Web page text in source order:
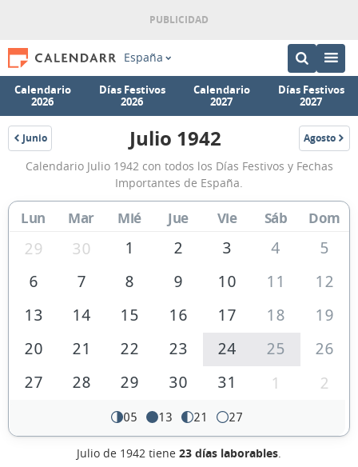
España
Calendario
2026
Días Festivos
2026
Calendario
2027
Días Festivos
2027
Junio
1942
Calendario
Julio
1942
de
España
Julio 1942 Agosto
1942
Calendario Julio 1942 con todos los Días Festivos y Fechas
Importantes de España.
Lun Mar Mié Jue Vie Sáb Dom
29 30 1 2 3 4
5
6
7 8 9 10 11
12
13
14 15 16 17 18
19
20
21 22 23 24 25
26
27
28 29 30 31 1 2
05 13 21 27
Julio de 1942 tiene 23 días laborables.